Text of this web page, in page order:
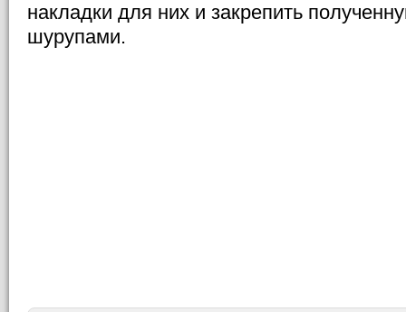
накладки для них и закрепить
шурупами.